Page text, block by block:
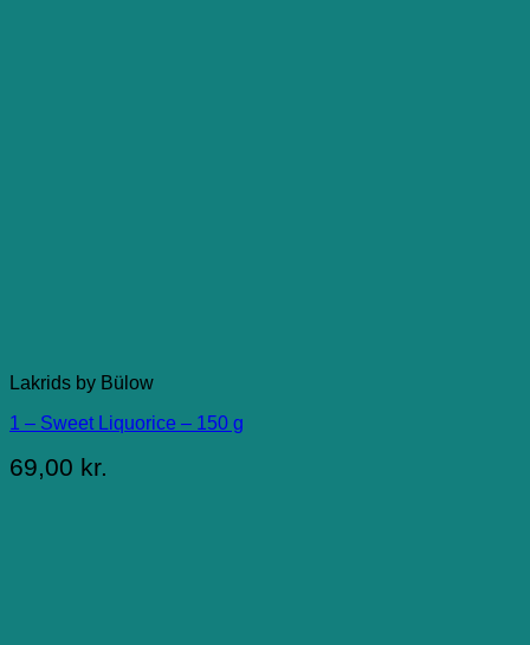
Lakrids by Bülow
1 – Sweet Liquorice – 150 g
69,00 kr.